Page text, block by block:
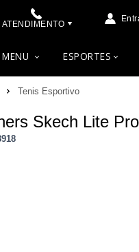
ATENDIMENTO
(48) 3622-0041
MENU ESPORTES
Tenis Esportivo
Skech Lite Pro